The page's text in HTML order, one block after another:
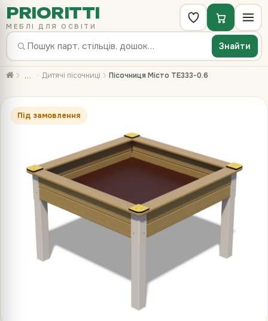
PRIORITTI
МЕБЛІ ДЛЯ ОСВІТИ
Знайти
… Дитячі пісочниці Пісочниця Місто TE333-0.6
Під замовлення